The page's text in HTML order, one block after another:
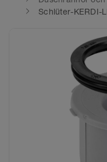
Schlüter-KERDI-